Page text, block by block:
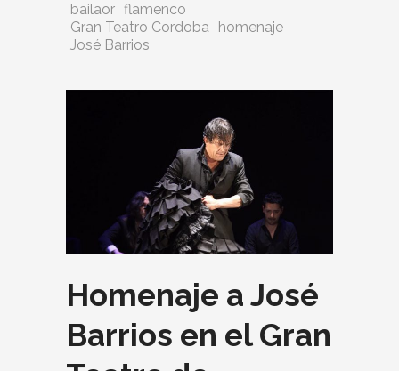
bailaor flamenco
Gran Teatro Cordoba
homenaje
José Barrios
Homenaje a José
Barrios en el Gran